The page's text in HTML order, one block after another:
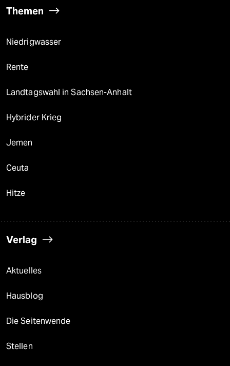
Themen
Niedrigwasser
Rente
Landtagswahl in Sachsen-Anhalt
Hybrider Krieg
Jemen
Ceuta
Hitze
Verlag
Aktuelles
Hausblog
Die Seitenwende
Stellen